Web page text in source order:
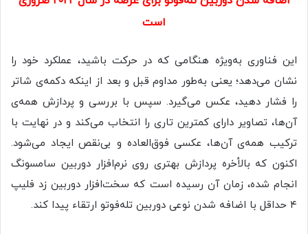
است
این فناوری به‌ویژه هنگامی که در حرکت باشید، عملکرد خود را
نشان می‌دهد؛ یعنی به‌طور مداوم قبل و بعد از اینکه دکمه‌ی شاتر
را فشار دهید، عکس می‌گیرد. سپس با بررسی و پردازش همه‌ی
آن‌ها، تصاویر دارای کمترین تاری را انتخاب می‌کند و در‌ نهایت با
ترکیب همه‌ی آن‌ها، عکسی فوق‌العاده و بی‌نقص ایجاد می‌شود.
اکنون که بالأخره پردازش بهتری روی نرم‌افزار دوربین سامسونگ
انجام شده، زمان آن رسیده است که سخت‌افزار دوربین زد فلیپ
۴ حداقل با اضافه‌ شدن نوعی دوربین تله‌فوتو ارتقاء پیدا کند.